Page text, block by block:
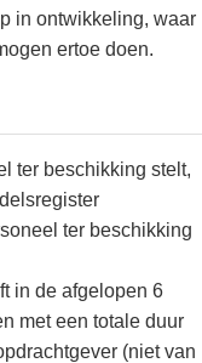
in ontwikkeling, waar
ertoe doen.
ter beschikking stelt,
ter beschikking
in de afgelopen 6
met een totale duur
(niet van